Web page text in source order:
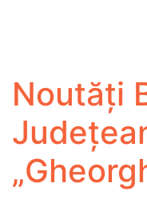
Noutăți